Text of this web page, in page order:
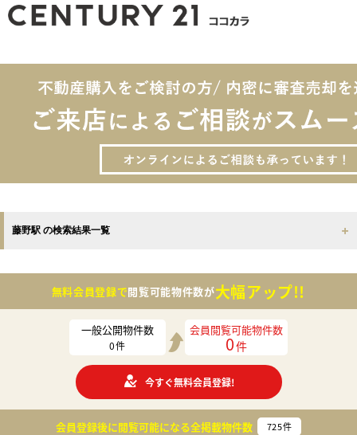
藤野駅 の検索結果一覧
無料会員登録で閲覧可能物件数が大幅アップ!!
一般公開物件数
0件
会員閲覧可能物件数
0件
今すぐ無料会員登録!
会員登録後に閲覧可能になる全掲載物件数 725件